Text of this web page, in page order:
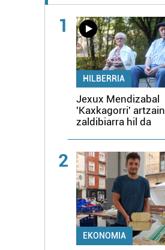
1
HILBERRIA
Jexux Mendizabal
'Kaxkagorri' artzain
zaldibiarra hil da
2
EKONOMIA